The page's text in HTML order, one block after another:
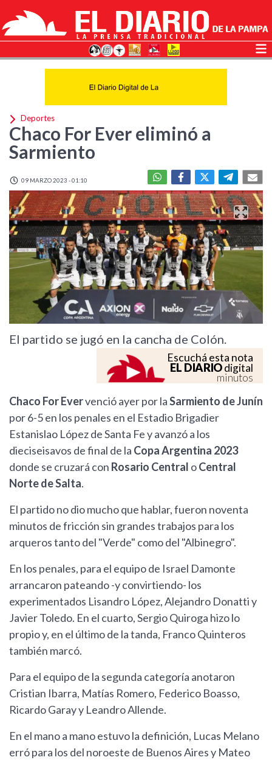
Deportes
Chaco For Ever eliminó a
Sarmiento
09 MARZO 2023 - 01:10
El partido se jugó en la cancha de Colón.
Escuchá esta nota
EL DIARIOdigital
minutos
Chaco For Evervenció ayer por laSarmiento de Junín
por 6-5 en los penales en el Estadio Brigadier
Estanislao López de Santa Fe y avanzó a los
dieciseisavos de final de la Copa Argentina 2023
donde se cruzará con Rosario Central oCentral
Norte de Salta.
El partido no dio mucho que hablar, fueron noventa
minutos de fricción sin grandes trabajos para los
arqueros tanto del "Verde" como del "Albinegro".
En los penales, para el equipo de Israel Damonte
arrancaron pateando -y convirtiendo- los
experimentados Lisandro López, Alejandro Donatti y
Javier Toledo. En el cuarto, Sergio Quiroga hizo lo
propio y, en el último de la tanda, Franco Quinteros
también marcó.
Para el equipo de la segunda categoría anotaron
Cristian Ibarra, Matías Romero, Federico Boasso,
Ricardo Garay y Leandro Allende.
En el mano a mano estuvo la definición, Lucas Melano
erró para los del noroeste de Buenos Aires y Mateo